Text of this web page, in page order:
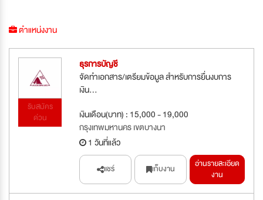
ตำแหน่งงาน
รับสมัคร
ด่วน
ธุรการบัญชี
จัดทำเอกสาร/เตรียมข้อมูล สำหรับการยื่นงบการ
เงิน...
เงินเดือน(บาท) : 15,000 - 19,000
กรุงเทพมหานคร เขตบางนา
1 วันที่แล้ว
แชร์ เก็บงาน
อ่านรายละเอียด
งาน